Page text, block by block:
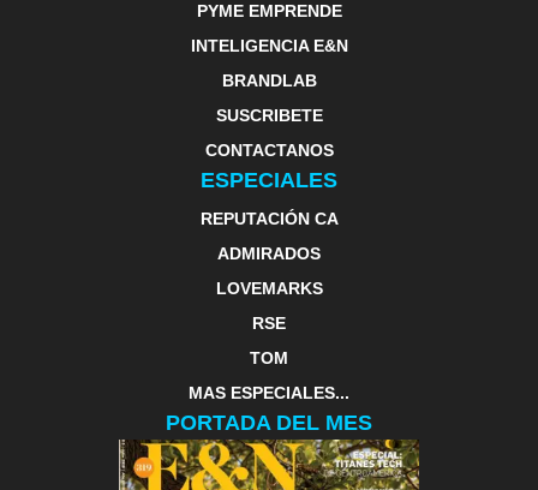
PYME EMPRENDE
INTELIGENCIA E&N
BRANDLAB
SUSCRIBETE
CONTACTANOS
ESPECIALES
REPUTACIÓN CA
ADMIRADOS
LOVEMARKS
RSE
TOM
MAS ESPECIALES...
PORTADA DEL MES